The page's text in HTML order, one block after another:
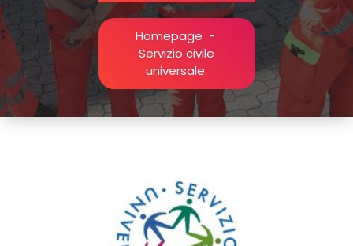
Homepage -
Servizio civile
universale.